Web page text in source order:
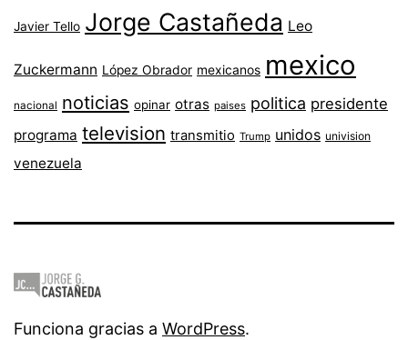
Javier Tello Jorge Castañeda Leo
Zuckermann López Obrador mexicanos mexico
nacional noticias opinar otras paises politica presidente
programa television transmitio Trump unidos univision
venezuela
Funciona gracias a WordPress.